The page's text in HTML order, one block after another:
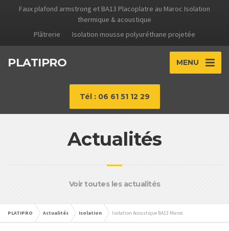
Faux plafond armstrong et BA13 Placoplatre au Maroc Isolation
thermique & acoustique
Plâtrerie
Isolation mousse polyuréthane projetée
PLATIPRO MENU
Tél : 06 61 51 12 29
Actualités
Voir toutes les actualités
PLATIPRO Actualités Isolation Isolation Acoustique BA13 Maroc